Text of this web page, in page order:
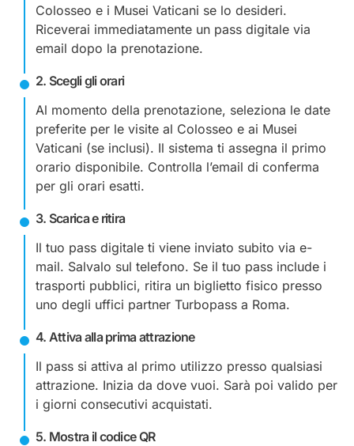
Colosseo e i Musei Vaticani se lo desideri.
Riceverai immediatamente un pass digitale via
email dopo la prenotazione.
2. Scegli gli orari
Al momento della prenotazione, seleziona le date
preferite per le visite al Colosseo e ai Musei
Vaticani (se inclusi). Il sistema ti assegna il primo
orario disponibile. Controlla l’email di conferma
per gli orari esatti.
3. Scarica e ritira
Il tuo pass digitale ti viene inviato subito via e-
mail. Salvalo sul telefono. Se il tuo pass include i
trasporti pubblici, ritira un biglietto fisico presso
uno degli uffici partner Turbopass a Roma.
4. Attiva alla prima attrazione
Il pass si attiva al primo utilizzo presso qualsiasi
attrazione. Inizia da dove vuoi. Sarà poi valido per
i giorni consecutivi acquistati.
5. Mostra il codice QR